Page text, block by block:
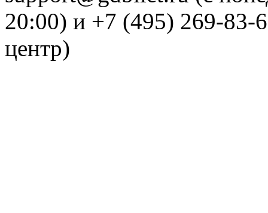
20:00) и +7 (495) 269-83-
центр)